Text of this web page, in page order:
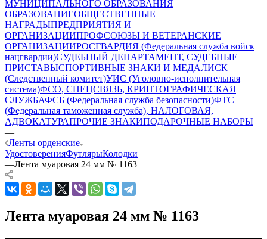
МУНИЦИПАЛЬНОГО ОБРАЗОВАНИЯ
ОБРАЗОВАНИЕОБЩЕСТВЕННЫЕ
НАГРАДЫПРЕДПРИЯТИЯ И
ОРГАНИЗАЦИИПРОФСОЮЗЫ И ВЕТЕРАНСКИЕ
ОРГАНИЗАЦИИРОСГВАРДИЯ (Федеральная служба войск
нацгвардии)СУДЕБНЫЙ ДЕПАРТАМЕНТ, СУДЕБНЫЕ
ПРИСТАВЫСПОРТИВНЫЕ ЗНАКИ И МЕДАЛИСК
(Следственный комитет)УИС (Уголовно-исполнительная
система)ФСО, СПЕЦСВЯЗЬ, КРИПТОГРАФИЧЕСКАЯ
СЛУЖБАФСБ (Федеральная служба безопасности)ФТС
(Федеральная таможенная служба), НАЛОГОВАЯ,
АДВОКАТУРАПРОЧИЕ ЗНАКИПОДАРОЧНЫЕ НАБОРЫ
—
Ленты орденские
УдостоверенияФутлярыКолодки
—Лента муаровая 24 мм № 1163
Лента муаровая 24 мм № 1163